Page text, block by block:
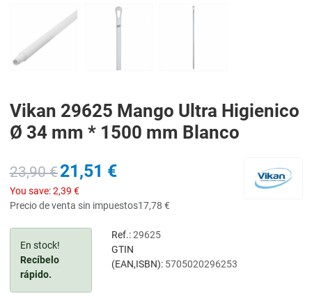
Vikan 29625 Mango Ultra Higienico
Ø 34 mm * 1500 mm Blanco
23,90 €21,51 €
You save:2,39 €
Precio de venta sin impuestos17,78 €
En stock!
Recíbelo
rápido.
Ref.: 29625
GTIN
(EAN,ISBN): 5705020296253